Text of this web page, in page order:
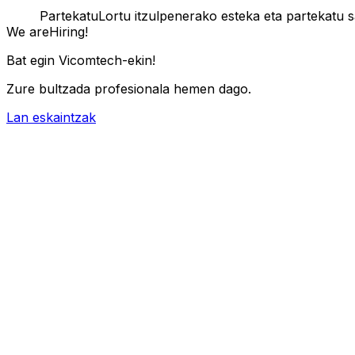
PartekatuLortu itzulpenerako esteka eta partekatu
We areHiring!
Bat egin Vicomtech-ekin!
Zure bultzada profesionala hemen dago.
Lan eskaintzak